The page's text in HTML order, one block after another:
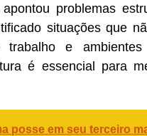
problemas
situações que
e
é essencial para
posse em seu terceiro